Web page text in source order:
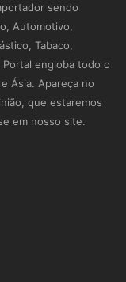
sendo
Automotivo,
Tabaco,
engloba todo o
Ásia. Apareça no
que estaremos
em nosso site.